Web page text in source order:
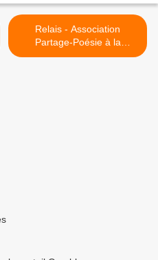
Relais - Association
Partage-Poésie à la
médiathèque Verlaine de